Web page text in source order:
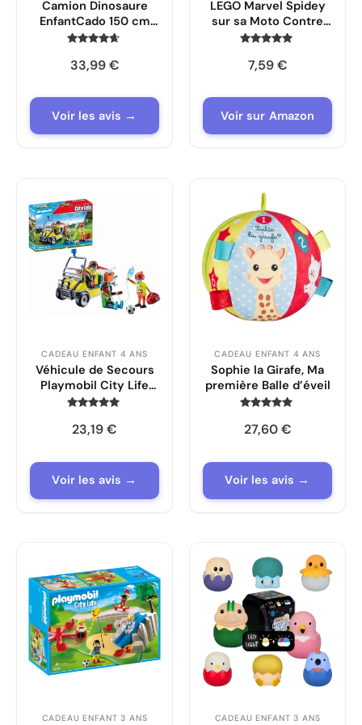
Camion Dinosaure
EnfantCado 150 cm
avec 6 Mini Voitures
4.5
sur 5
33,99€
Voir les avis →
LEGO Marvel Spidey
sur sa Moto Contre
Rhino – Jouet Super-
Minifigurines
4.8
sur 5
7,59€
Voir sur Amazon
CADEAU ENFANT 4 ANS
Véhicule de Secours
Playmobil City Life
avec Deux
4.7
sur 5
23,19€
Voir les avis →
CADEAU ENFANT 4 ANS
Sophie la Girafe, Ma
première Balle d’éveil
4.8
sur 5
27,60€
Voir les avis →
CADEAU ENFANT 3 ANS CADEAU ENFANT 3 ANS